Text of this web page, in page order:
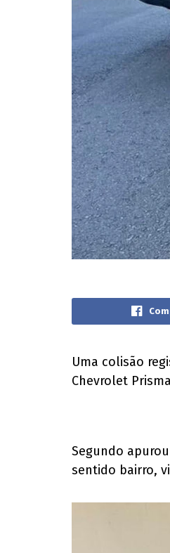
Uma colisão
Chevrolet
Segundo
sentido bairro,